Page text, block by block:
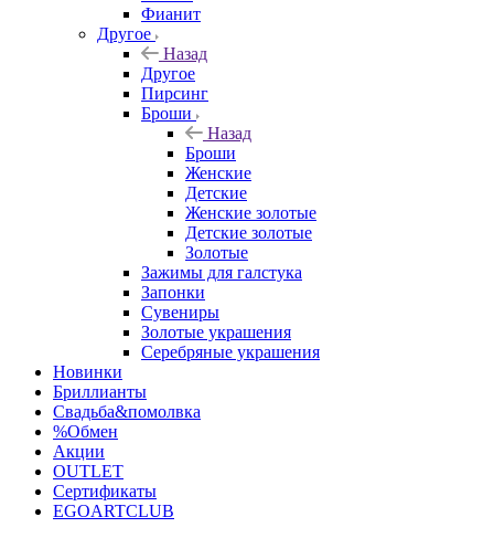
Фианит
Другое
Назад
Другое
Пирсинг
Броши
Назад
Броши
Женские
Детские
Женские золотые
Детские золотые
Золотые
Зажимы для галстука
Запонки
Сувениры
Золотые украшения
Серебряные украшения
Новинки
Бриллианты
Свадьба&помолвка
%Обмен
Акции
OUTLET
Сертификаты
EGOARTCLUB